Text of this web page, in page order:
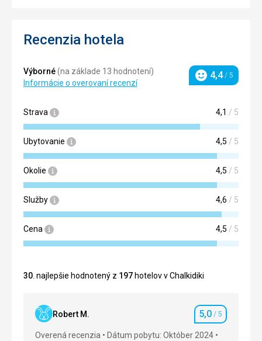
Recenzia hotela
Výborné(na základe 13 hodnotení)
Informácie o overovaní recenzí
Hodnotenie
4,4/ 5
Strava 4,1 / 5
Ubytovanie 4,5 / 5
Okolie 4,5 / 5
Služby 4,6 / 5
Cena 4,5 / 5
30. najlepšie hodnotený z 197 hotelov v Chalkidiki
Robert M. Hodnotenie
5,0 / 5
Overená recenzia
Dátum pobytu: Október 2024